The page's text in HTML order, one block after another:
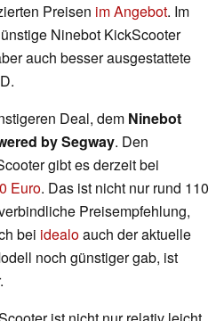
Preisen im Angebot. Im
Ninebot KickScooter
auch besser ausgestattete
Deal, dem Ninebot
by Segway. Den
gibt es derzeit bei
Euro. Das ist nicht nur rund 110
Preisempfehlung,
bei idealoauch der aktuelle
noch günstiger gab, ist